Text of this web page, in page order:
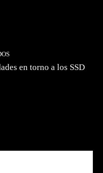
en torno a los SSD